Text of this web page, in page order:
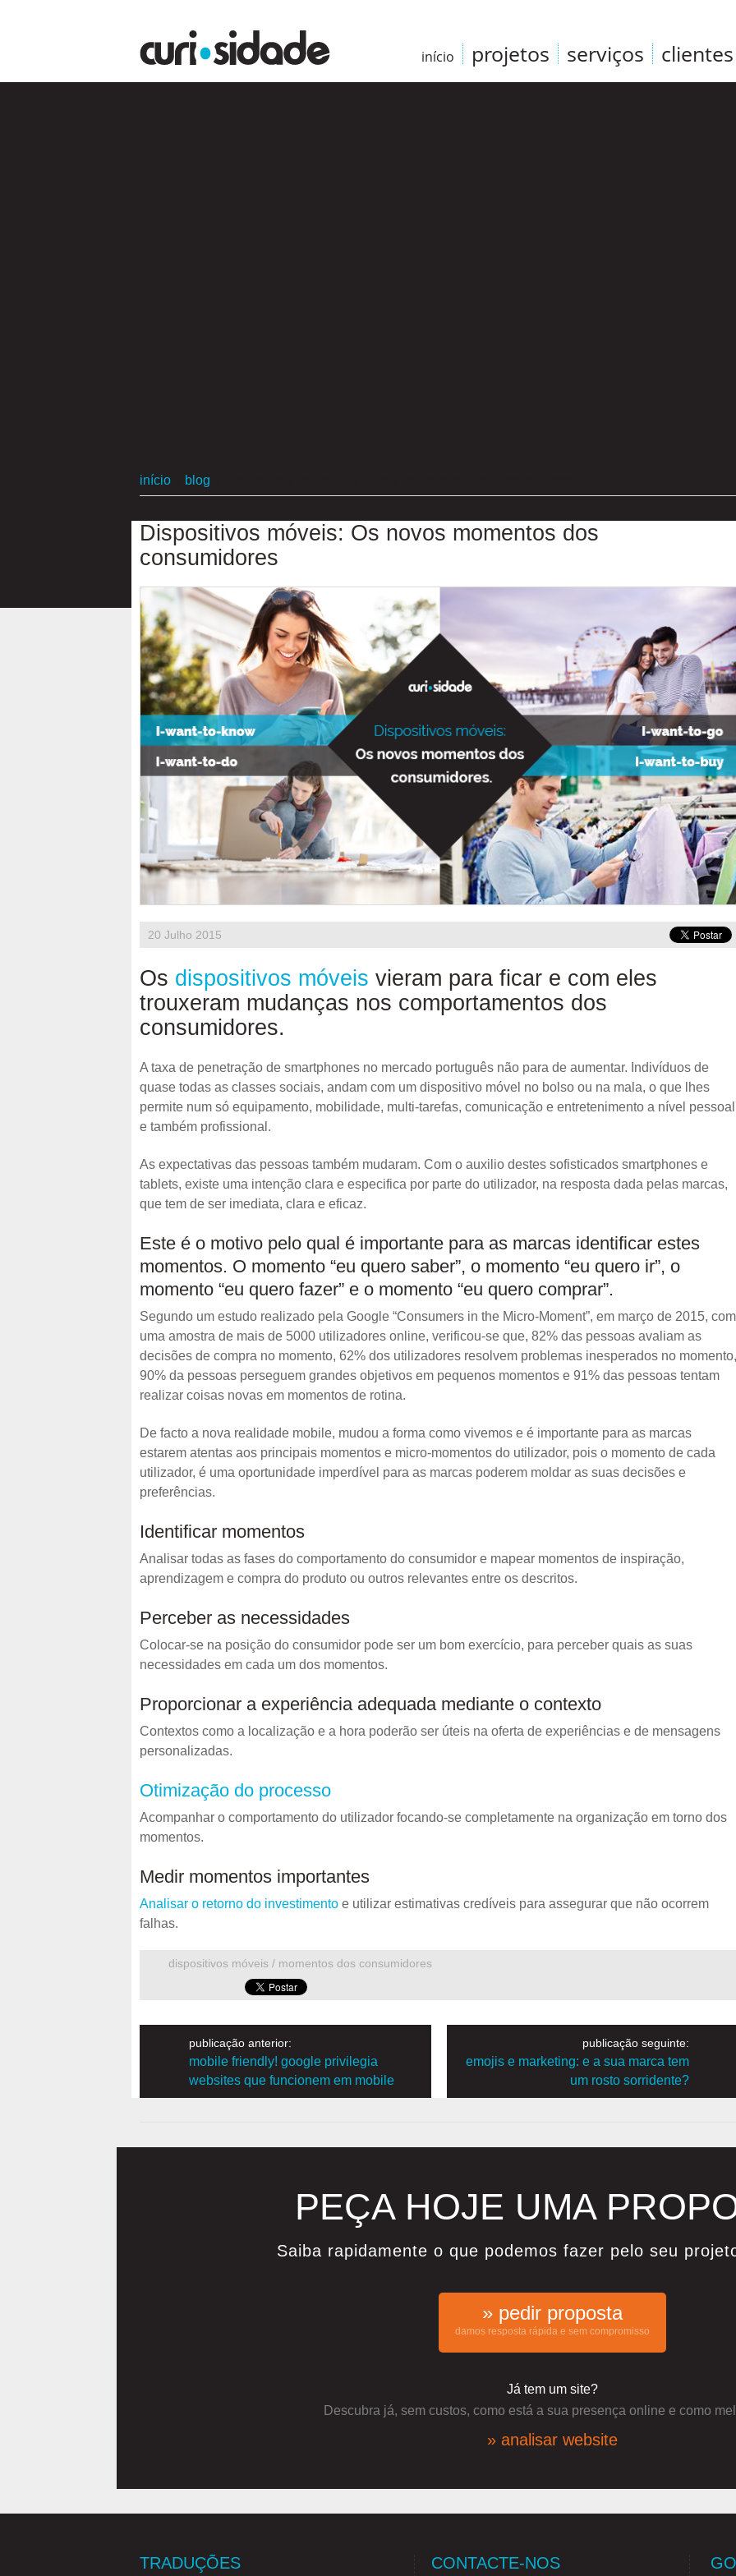
início projetos serviços clientes
início blog
Dispositivos móveis: Os novos momentos dos
consumidores
20 Julho 2015
Os dispositivos móveis vieram para ficar e com eles
trouxeram mudanças nos comportamentos dos
consumidores.
A taxa de penetração de smartphones no mercado português não para de aumentar. Indivíduos de
quase todas as classes sociais, andam com um dispositivo móvel no bolso ou na mala, o que lhes
permite num só equipamento, mobilidade, multi-tarefas, comunicação e entretenimento a nível pessoal
e também profissional.
As expectativas das pessoas também mudaram. Com o auxilio destes sofisticados smartphones e
tablets, existe uma intenção clara e especifica por parte do utilizador, na resposta dada pelas marcas,
que tem de ser imediata, clara e eficaz.
Este é o motivo pelo qual é importante para as marcas identificar estes
momentos. O momento “eu quero saber”, o momento “eu quero ir”, o
momento “eu quero fazer” e o momento “eu quero comprar”.
Segundo um estudo realizado pela Google “Consumers in the Micro-Moment”, em março de 2015, com
uma amostra de mais de 5000 utilizadores online, verificou-se que, 82% das pessoas avaliam as
decisões de compra no momento, 62% dos utilizadores resolvem problemas inesperados no momento,
90% da pessoas perseguem grandes objetivos em pequenos momentos e 91% das pessoas tentam
realizar coisas novas em momentos de rotina.
De facto a nova realidade mobile, mudou a forma como vivemos e é importante para as marcas
estarem atentas aos principais momentos e micro-momentos do utilizador, pois o momento de cada
utilizador, é uma oportunidade imperdível para as marcas poderem moldar as suas decisões e
preferências.
Identificar momentos
Analisar todas as fases do comportamento do consumidor e mapear momentos de inspiração,
aprendizagem e compra do produto ou outros relevantes entre os descritos.
Perceber as necessidades
Colocar-se na posição do consumidor pode ser um bom exercício, para perceber quais as suas
necessidades em cada um dos momentos.
Proporcionar a experiência adequada mediante o contexto
Contextos como a localização e a hora poderão ser úteis na oferta de experiências e de mensagens
personalizadas.
Otimização do processo
Acompanhar o comportamento do utilizador focando-se completamente na organização em torno dos
momentos.
Medir momentos importantes
Analisar o retorno do investimento e utilizar estimativas credíveis para assegurar que não ocorrem
falhas.
dispositivos móveis / momentos dos consumidores
publicação anterior:
mobile friendly! google privilegia
websites que funcionem em mobile
publicação seguinte:
emojis e marketing: e a sua marca tem
um rosto sorridente?
PEÇA HOJE UMA
Saiba rapidamente o que podemos fazer pelo seu
» pedir proposta
damos resposta rápida e sem compromisso
Já tem um site?
Descubra já, sem custos, como está a sua presença online e como
» analisar website
TRADUÇÕES CONTACTE-NOS